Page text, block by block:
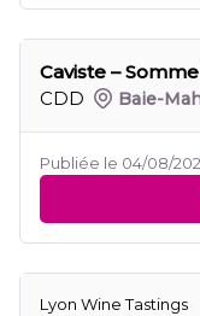
Caviste –
CDD
Baie-
Publiée le 04/08/
Lyon Wine Tastings